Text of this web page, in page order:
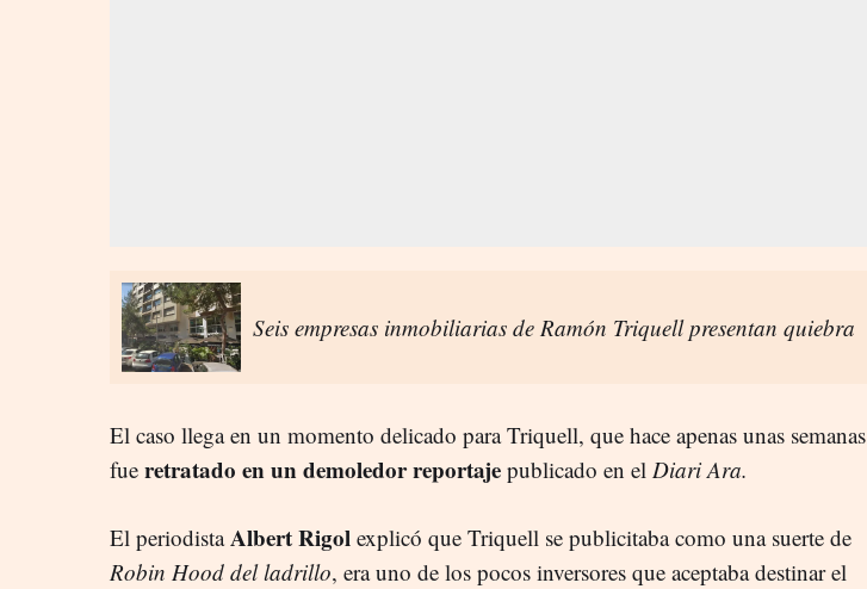
Seis empresas inmobiliarias de Ramón Triquell presentan quiebra
El caso llega en un momento delicado para Triquell, que hace apenas unas semanas
fue retratado en un demoledor reportaje publicado en el DiariAra.
El periodistaAlbert Rigol explicó que Triquell se publicitaba como una suerte de
Robin Hood del ladrillo, era uno de los pocos inversores que aceptaba destinar el